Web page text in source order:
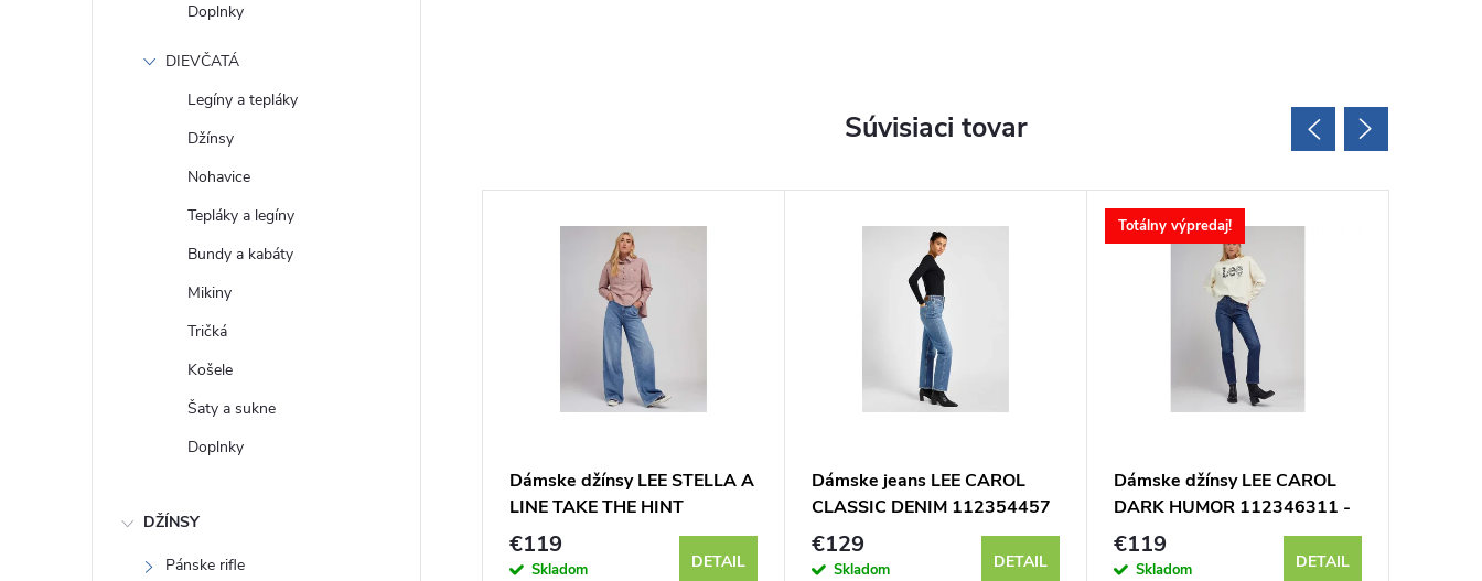
Doplnky
DIEVČATÁ
Legíny a tepláky
Džínsy
Nohavice
Tepláky a legíny
Bundy a kabáty
Mikiny
Tričká
Košele
Šaty a sukne
Doplnky
DŽÍNSY
Pánske rifle
Súvisiaci tovar
Skladom
Dámske džínsy LEE STELLA A
LINE TAKE THE HINT
112346641
€119
Skladom DETAIL
Dámske jeans LEE CAROL
CLASSIC DENIM 112354457
€129
Skladom DETAIL
Totálny výpredaj!
Dámske džínsy LEE CAROL
DARK HUMOR 112346311 -
výpredaj
€119
Skladom DETAIL